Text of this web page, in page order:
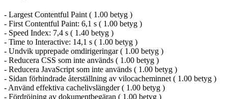
- Largest Contentful Paint ( 1.00 betyg )
- First Contentful Paint: 6,1 s ( 1.00 betyg )
- Speed Index: 7,4 s ( 1.40 betyg )
- Time to Interactive: 14,1 s ( 1.00 betyg )
- Undvik upprepade omdirigeringar ( 1.00 betyg )
- Reducera CSS som inte används ( 1.00 betyg )
- Reducera JavaScript som inte används ( 1.00 betyg )
- Sidan förhindrade återställning av vilocacheminnet ( 1.00 betyg )
- Använd effektiva cachelivslängder ( 1.00 betyg )
- Fördröjning av dokumentbegäran ( 1.00 betyg )